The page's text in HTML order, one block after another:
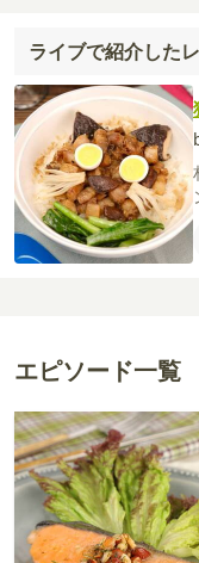
ライブで紹介した
エピソード一覧